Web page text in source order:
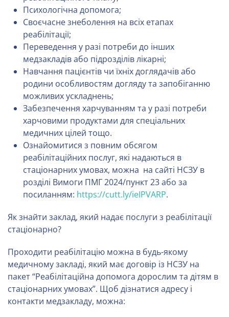
Психологічна допомога;
Своєчасне знеболення на всіх етапах
реабілітації;
Переведення у разі потреби до інших
медзакладів або підрозділів лікарні;
Навчання пацієнтів чи їхніх доглядачів або
родини особливостям догляду та запобіганню
можливих ускладнень;
Забезпечення харчуванням та у разі потреби
харчовими продуктами для спеціальних
медичних цілей тощо.
Ознайомитися з повним обсягом
реабілітаційних послуг, які надаються в
стаціонарних умовах, можна на сайті НСЗУ в
розділі Вимоги ПМГ 2024/пункт 23 або за
посиланням: https://cutt.ly/ieIPVARP.
Як знайти заклад, який надає послуги з реабілітації
стаціонарно?
Проходити реабілітацію можна в будь-якому
медичному закладі, який має договір із НСЗУ на
пакет “Реабілітаційна допомога дорослим та дітям в
стаціонарних умовах”. Щоб дізнатися адресу і
контакти медзакладу, можна: